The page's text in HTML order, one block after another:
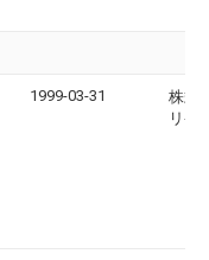
1999-03-31
株式
リケ